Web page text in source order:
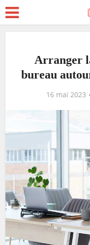
Arranger
bureau
16 mai 2023